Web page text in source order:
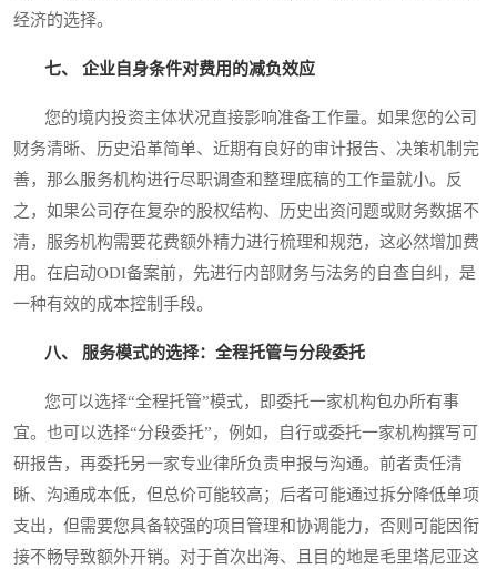
经济的选择。
七、 企业自身条件对费用的减负效应
您的境内投资主体状况直接影响准备工作量。如果您的公司
财务清晰、历史沿革简单、近期有良好的审计报告、决策机制完
善，那么服务机构进行尽职调查和整理底稿的工作量就小。反
之，如果公司存在复杂的股权结构、历史出资问题或财务数据不
清，服务机构需要花费额外精力进行梳理和规范，这必然增加费
用。在启动ODI备案前，先进行内部财务与法务的自查自纠，是
一种有效的成本控制手段。
八、 服务模式的选择：全程托管与分段委托
您可以选择“全程托管”模式，即委托一家机构包办所有事
宜。也可以选择“分段委托”，例如，自行或委托一家机构撰写可
研报告，再委托另一家专业律所负责申报与沟通。前者责任清
晰、沟通成本低，但总价可能较高；后者可能通过拆分降低单项
支出，但需要您具备较强的项目管理和协调能力，否则可能因衔
接不畅导致额外开销。对于首次出海、且目的地是毛里塔尼亚这